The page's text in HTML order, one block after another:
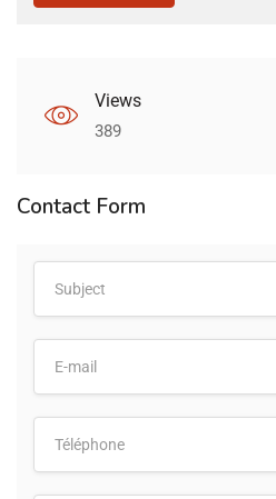
Views
389
Contact Form